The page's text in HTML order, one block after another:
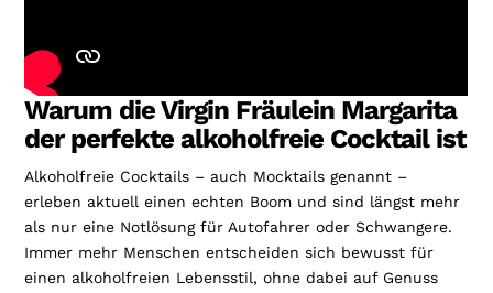
Warum die Virgin Fräulein Margarita
der perfekte alkoholfreie Cocktail ist
Alkoholfreie Cocktails – auch Mocktails genannt –
erleben aktuell einen echten Boom und sind längst mehr
als nur eine Notlösung für Autofahrer oder Schwangere.
Immer mehr Menschen entscheiden sich bewusst für
einen alkoholfreien Lebensstil, ohne dabei auf Genuss